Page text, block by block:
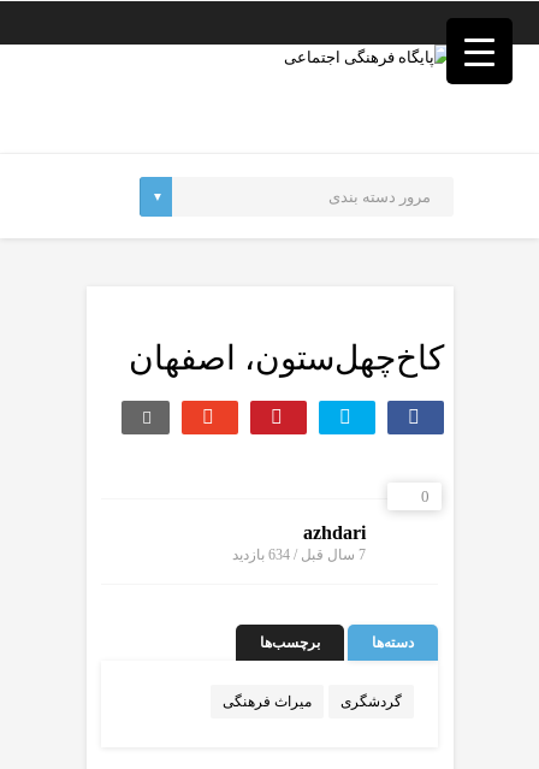
کاخ‌چهل‌ستون، اصفهان
0
azhdari
7 سال قبل / 634 بازدید
دسته‌ها برچسب‌ها
گردشگری میراث فرهنگی